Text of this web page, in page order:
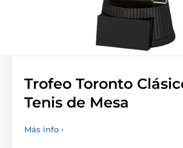
Trofeo Toronto
Tenis de Mesa
Más info ›